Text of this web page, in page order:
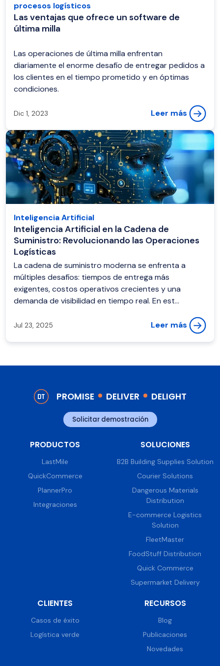
procesos logísticos
Las ventajas que ofrece un software de
última milla
Las operaciones de última milla enfrentan
diariamente el enorme desafío de entregar pedidos a
los clientes en el tiempo prometido y en óptimas
condiciones.
Dic 1, 2023 Leer más
Inteligencia Artificial
Inteligencia Artificial en la Cadena de
Suministro: Revolucionando las Operaciones
Logísticas
La cadena de suministro moderna se enfrenta a
múltiples desafíos: tiempos de entrega más
exigentes, costos operativos crecientes y una
demanda de visibilidad en tiempo real. En est...
Jul 23, 2025 Leer más
PROMISE DELIVER DELIGHT
Solicitar demostración
PRODUCTOS
LastMile
QuickCommerce
PlannerPro
Integraciones
SOLUCIONES
B2B Building Supplies Solution
Courier Solutions
Dangerous Materials
Distribution
E-commerce Logistics
Solution
FleetMaster
FoodStuff Distribution
Quick Commerce
Supermarket Delivery
CLIENTES
Casos de éxito
Logística verde
RECURSOS
Blog
Publicaciones
Novedades